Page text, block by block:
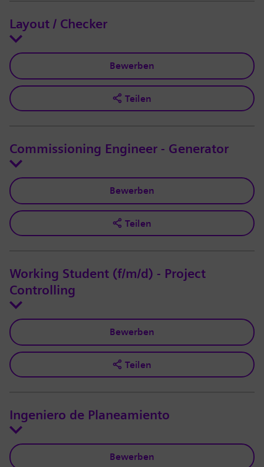
Layout / Checker
Bewerben
Teilen
Commissioning Engineer - Generator
Bewerben
Teilen
Working Student (f/m/d) - Project
Controlling
Bewerben
Teilen
Ingeniero de Planeamiento
Bewerben